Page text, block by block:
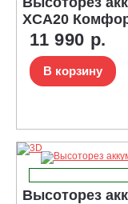
XСA20
11 990 р.
В корзину
Высоторез